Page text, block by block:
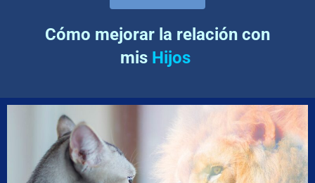
Cómo mejorar la relación con
mis Hijos